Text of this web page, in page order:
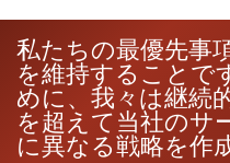
私たちの最優先事
を維持することで
めに、我々は継続
を超えて当社のサ
に異なる戦略を作